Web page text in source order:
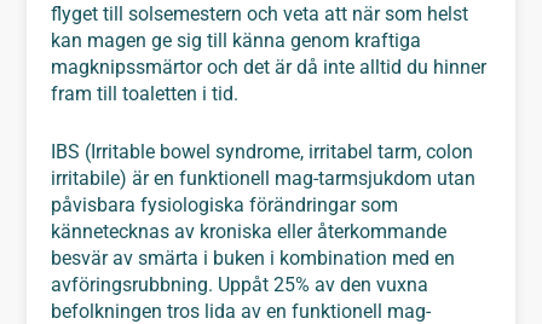
flyget till solsemestern och veta att när som helst
kan magen ge sig till känna genom kraftiga
magknipssmärtor och det är då inte alltid du hinner
fram till toaletten i tid.
IBS (Irritable bowel syndrome, irritabel tarm, colon
irritabile) är en funktionell mag-tarmsjukdom utan
påvisbara fysiologiska förändringar som
kännetecknas av kroniska eller återkommande
besvär av smärta i buken i kombination med en
avföringsrubbning. Uppåt 25% av den vuxna
befolkningen tros lida av en funktionell mag-